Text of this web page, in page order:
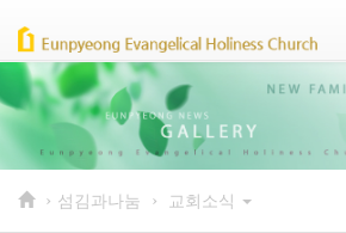
› 섬김과나눔 › 교회소식